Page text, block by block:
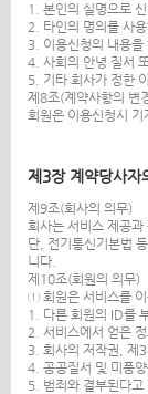
1. 본인의 실명으로
2. 타인의 명의를 사
3. 이용신청의 내용을
4. 사회의 안녕 질서
5. 기타 회사가 정한
제8조(계약사항의 변
회원은 이용신청시
제3장 계약당사자
제9조(회사의 의무)
회사는 서비스 제공
단, 전기통신기본법
니다.
제10조(회원의 의무)
① 회원은 서비스를 이
1. 다른 회원의 ID를
2. 서비스에서 얻은
3. 회사의 저작권, 제
4. 공공질서 및 미풍
5. 범죄와 결부된다고